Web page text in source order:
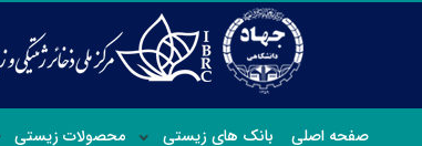
صفحه اصلی بانک های زیستی محصولات زیستی